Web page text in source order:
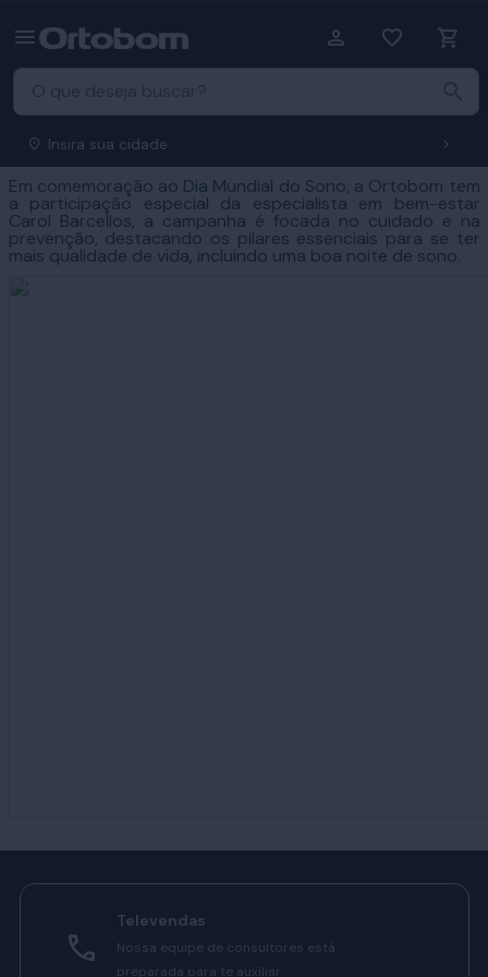
Insira sua cidade
Em comemoração ao Dia Mundial do Sono, a Ortobom tem
a participação especial da especialista em bem-estar
Carol Barcellos, a campanha é focada no cuidado e na
prevenção, destacando os pilares essenciais para se ter
mais qualidade de vida, incluindo uma boa noite de sono.
Televendas
Nossa equipe de consultores está
preparada para te auxiliar.